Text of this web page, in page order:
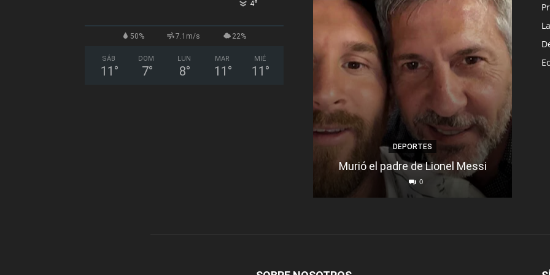
4°
50% 7.1m/s 22%
SÁB
11 °
DOM
7°
LUN
8°
MAR
11 °
MIÉ
11 °
DEPORTES
Murió el padre de Lionel Messi
0